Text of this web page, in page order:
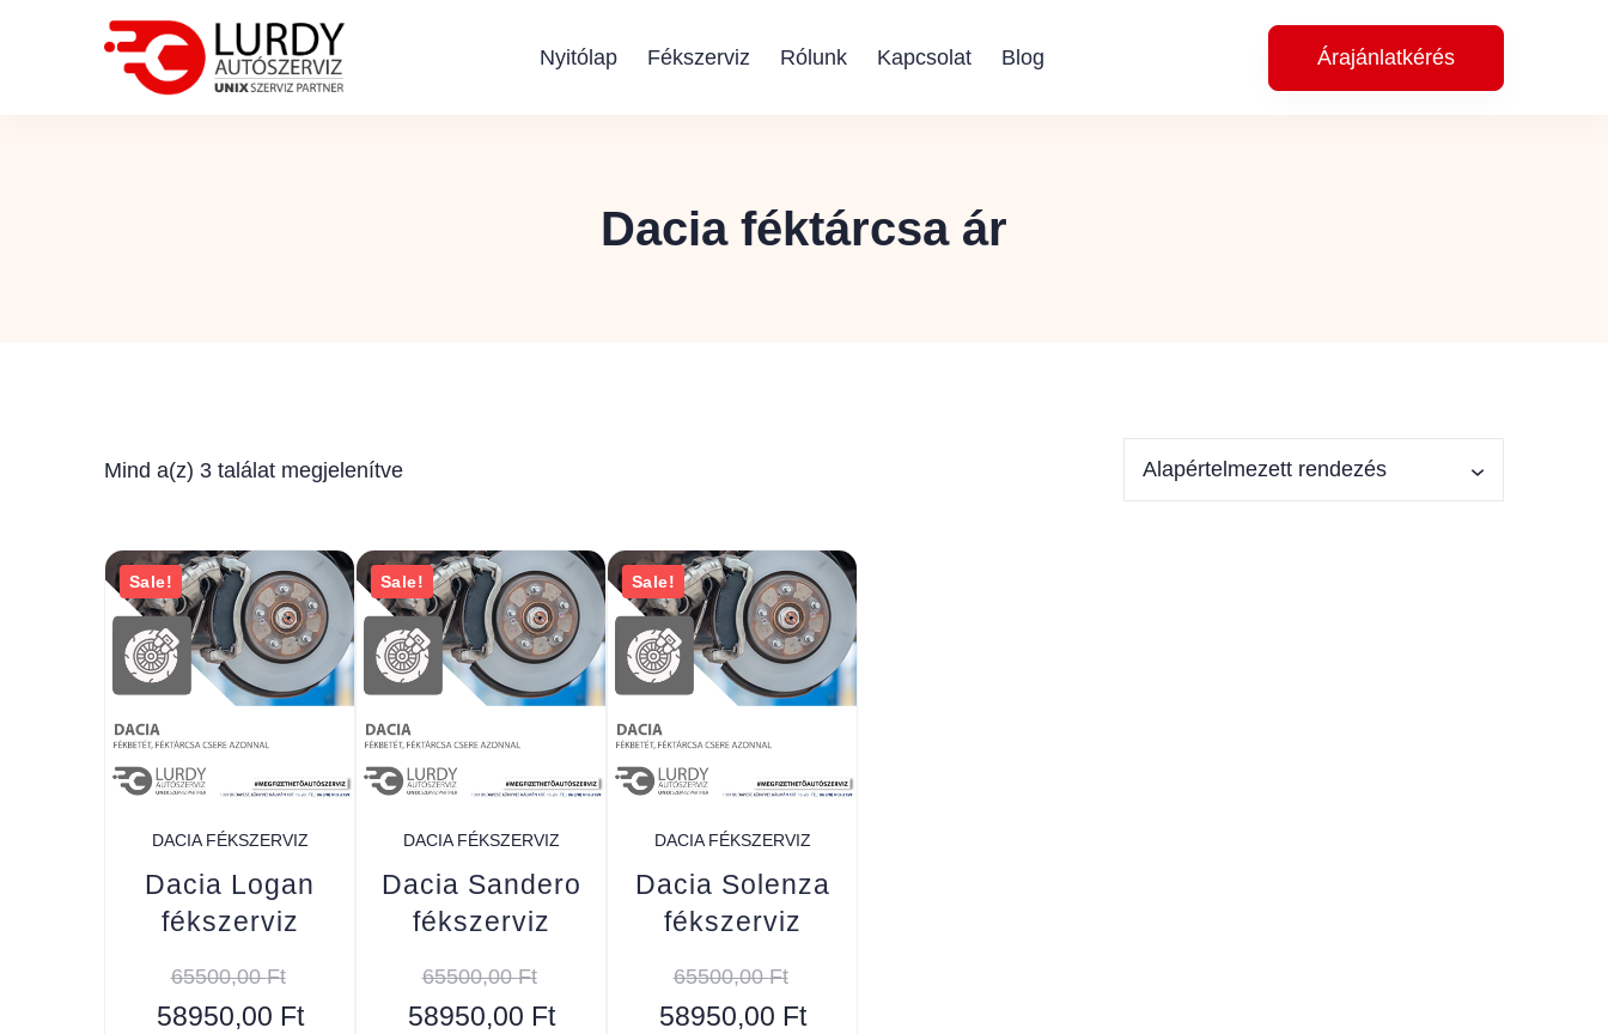
Nyitólap Fékszerviz Rólunk Kapcsolat Blog Árajánlatkérés
Dacia féktárcsa ár
Mind a(z) 3 találat megjelenítve
Sale!
DACIA FÉKSZERVIZ
Dacia Logan
fékszerviz
65500,00Ft
58950,00 Ft
Sale!
DACIA FÉKSZERVIZ
Dacia Sandero
fékszerviz
65500,00Ft
58950,00 Ft
Sale!
DACIA FÉKSZERVIZ
Dacia Solenza
fékszerviz
65500,00Ft
58950,00 Ft